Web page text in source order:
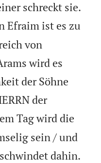
schreckt sie.
Efraim ist es zu
von
wird es
der Söhne
der
Tag wird die
sein / und
dahin.